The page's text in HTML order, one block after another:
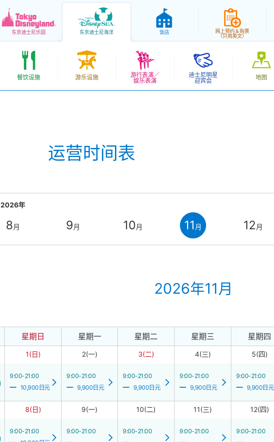
东京迪士尼乐园 东京迪士尼海洋 饭店
网上预约＆购票
（只用英文）
餐饮设施 游乐设施
游行表演／
娱乐表演
迪士尼明星
迎宾会
地图
运营时间表
2026年
8月 9月 10月 11 月 12 月
2026年11月
星期日 星期一 星期二 星期三 星期四
1(日)
9:00-21:00
10,900日元
2(一)
9:00-21:00
9,900日元
3(二)
9:00-21:00
9,900日元
4(三)
9:00-21:00
9,900日元
5(四)
9:00-21:00
9,900日元
8(日)
9:00-21:00
9(一)
9:00-21:00
10(二)
9:00-21:00
11(三)
9:00-21:00
12(四)
9:00-21:00